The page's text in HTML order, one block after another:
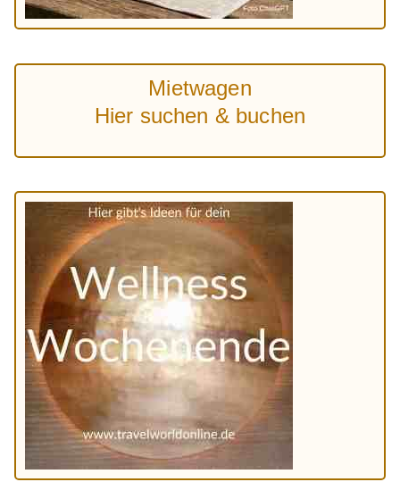
Mietwagen
Hier suchen & buchen